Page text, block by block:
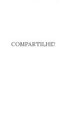
COMPARTILHE!